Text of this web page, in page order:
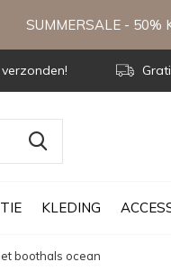
KLEDING
SUMMERSALE - 50%
boothals ocean